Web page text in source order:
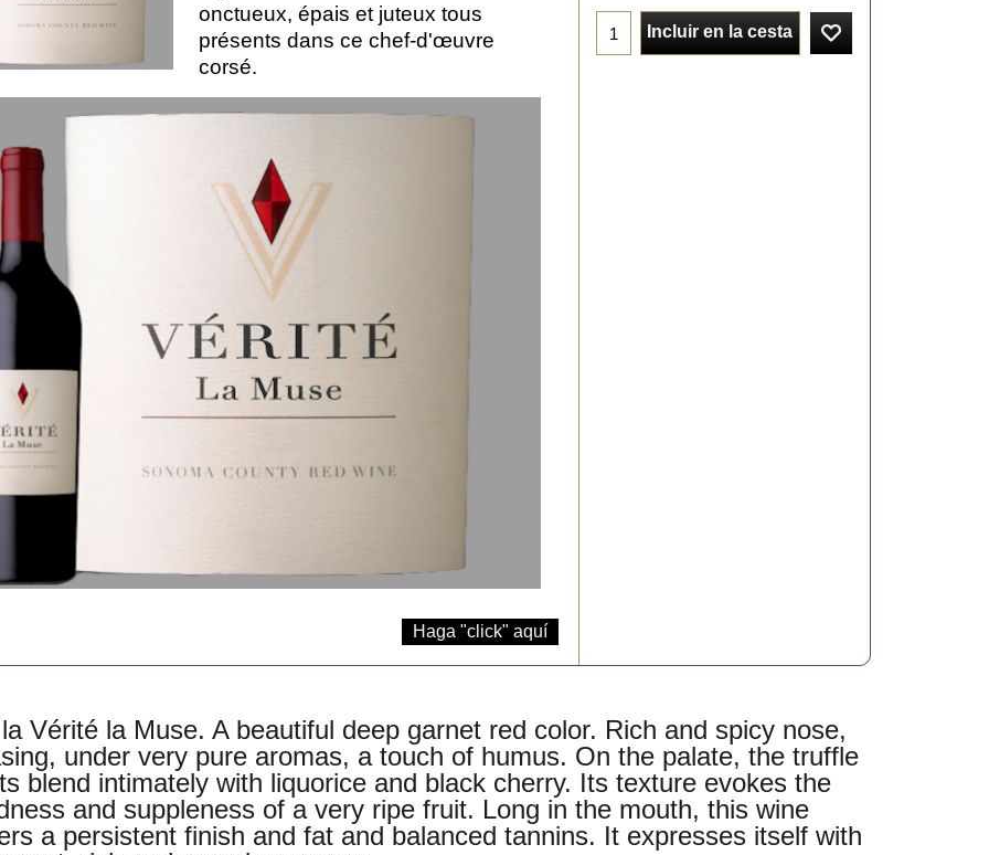
Incluir en la cesta
onctueux, épais et juteux tous
présents dans ce chef-d'œuvre
corsé.
Haga "click" aquí
Vérité la Muse. A beautiful deep garnet red color. Rich and spicy nose,
under very pure aromas, a touch of humus. On the palate, the truffle
blend intimately with liquorice and black cherry. Its texture evokes the
and suppleness of a very ripe fruit. Long in the mouth, this wine
a persistent finish and fat and balanced tannins. It expresses itself with